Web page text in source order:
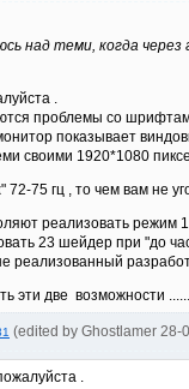
над теми, когда
.
проблемы со
показывает
своими 1920*1080
72-75 гц , то чем вам не
реализовать режим
23 шейдер при "до
реализованный
эти две возможности ......
(edited by Ghostlamer 28-
.